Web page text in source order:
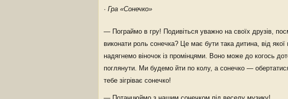
· Гра «Сонечко»
— Пограймо в гру! Подивіться уважно на своїх друзів,
виконати роль сонечка? Це має бути така дитина, від
надягнемо віночок із промінцями. Воно може до когось
поглянути. Ми будемо йти по колу, а сонечко —
тебе зігріває сонечко!